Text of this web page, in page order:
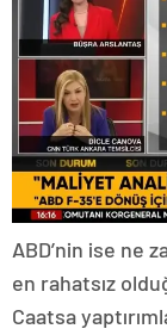
ABD’nin ise ne
en rahatsız
Caatsa